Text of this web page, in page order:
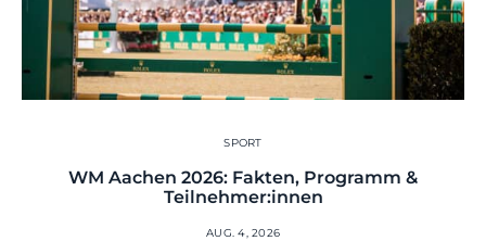
SPORT
WM Aachen 2026: Fakten, Programm &
Teilnehmer:innen
AUG. 4, 2026